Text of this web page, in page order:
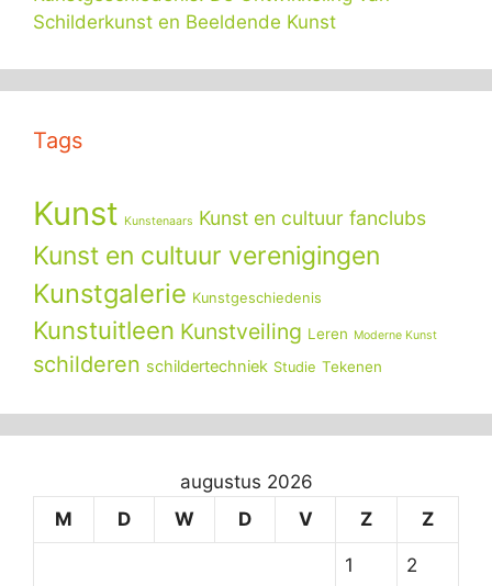
Schilderkunst en Beeldende Kunst
Tags
Kunst Kunstenaars Kunst en cultuur fanclubs
Kunst en cultuur verenigingen
Kunstgalerie Kunstgeschiedenis
Kunstuitleen Kunstveiling Leren Moderne Kunst
schilderen schildertechniek Studie Tekenen
augustus 2026
M
D W D V Z Z
1 2